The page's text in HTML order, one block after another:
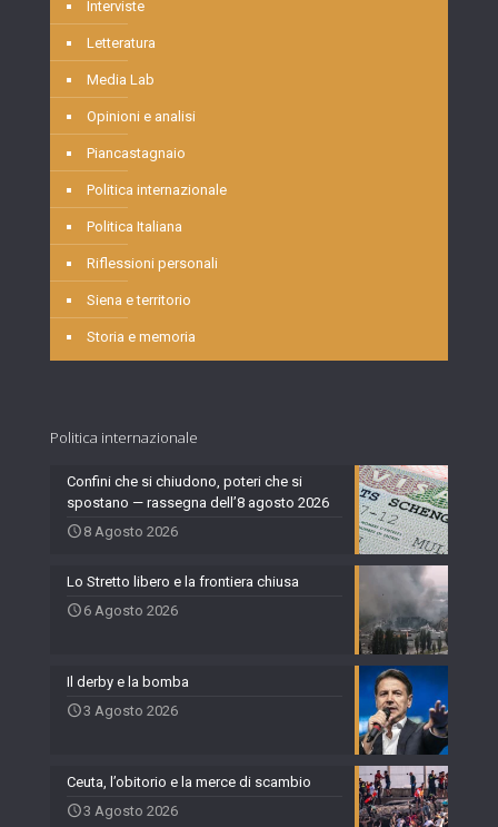
Interviste
Letteratura
Media Lab
Opinioni e analisi
Piancastagnaio
Politica internazionale
Politica Italiana
Riflessioni personali
Siena e territorio
Storia e memoria
Politica internazionale
Confini che si chiudono, poteri che si
spostano — rassegna dell’8 agosto 2026
8 Agosto 2026
Lo Stretto libero e la frontiera chiusa
6 Agosto 2026
Il derby e la bomba
3 Agosto 2026
Ceuta, l’obitorio e la merce di scambio
3 Agosto 2026